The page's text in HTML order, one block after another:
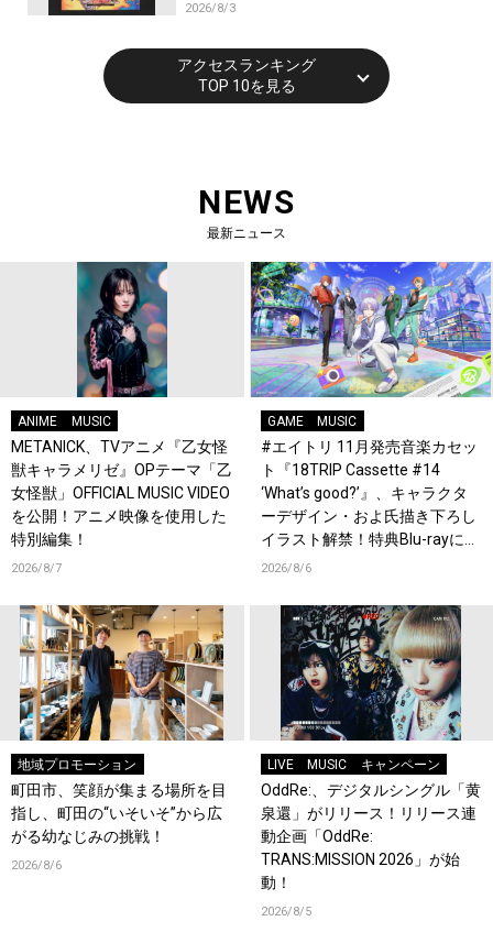
2026/8/3
アクセスランキング
TOP 10を見る
NEWS
最新ニュース
ANIME MUSIC
METANICK、TVアニメ『乙女怪
獣キャラメリゼ』OPテーマ「乙
女怪獣」OFFICIAL MUSIC VIDEO
を公開！アニメ映像を使用した
特別編集！
2026/8/7
GAME MUSIC
#エイトリ 11月発売音楽カセッ
ト『18TRIP Cassette #14
‘What’s good?’』、キャラクタ
ーデザイン・およ氏描き下ろし
イラスト解禁！特典Blu-rayには
『HAMAツアーズ全体会議』が
2026/8/6
地域プロモーション
町田市、笑顔が集まる場所を目
指し、町田の“いそいそ”から広
がる幼なじみの挑戦！
2026/8/6
LIVE MUSIC キャンペーン
OddRe:、デジタルシングル「黄
泉還」がリリース！リリース連
動企画「OddRe:
TRANS:MISSION 2026」が始
動！
2026/8/5